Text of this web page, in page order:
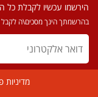
הירשמו עכשיו לקבלת כל
בהרשמתך הינך מסכים\ה לקבל
מדיניות